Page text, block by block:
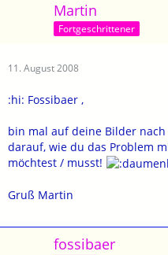
Martin
Fortgeschrittener
11. August 2008
:hi: Fossibaer ,
bin mal auf deine Bilder
darauf, wie du das Problem
möchtest / musst!
Gruß Martin
fossibaer